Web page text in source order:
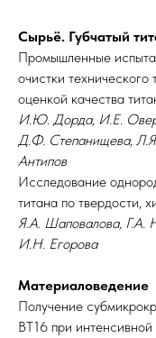
Сырьё. Губчатый
Промышленные
очистки технического
оценкой качества
И.Ю. Дорда, И.Е.
Д.Ф. Степанищева,
Антипов
Исследование
титана по твердости,
Я.А. Шаповалова, Г.А.
И.Н. Егорова
Материаловедение
Получение
ВТ16 при